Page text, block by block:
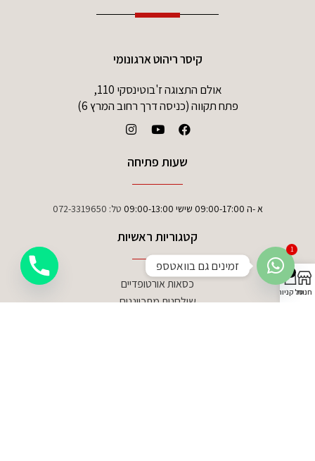
קיסר ריהוט ארגונומי
אולם התצוגה ז'בוטינסקי 110,
פתח תקווה (כניסה דרך רחוב המרץ 6)
שעות פתיחה
א -ה 09:00-17:00 שישי 09:00-13:00 טל: 072-3319650
קטגוריות ראשיות
כסאות אורטופדיים
שולחנות מתכווננים
חנותסל קניות
1
זמינים גם בוואטספ